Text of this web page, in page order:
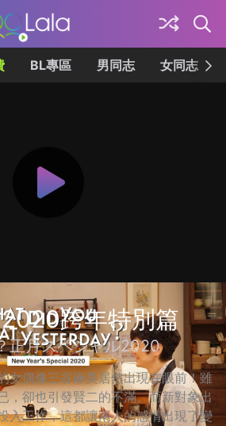
BL專區 男同志 女同志
跨年特別篇
正月スペシャル2020
女偶像三谷麻美居然出現在眼前！雖
，卻也引發賢二的不滿。而新對象出
入工作，這都讓兩人的感情出現了變